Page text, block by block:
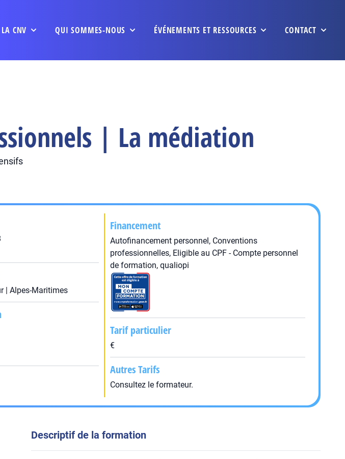
LA CNV QUI SOMMES-NOUS ÉVÉNEMENTS ET RESSOURCES CONTACT
| La médiation
| Alpes-Maritimes
Financement
Autofinancement personnel, Conventions
professionnelles, Eligible au CPF - Compte personnel
de formation, qualiopi
Tarif particulier
€
Autres Tarifs
Consultez le formateur.
Descriptif de la formation